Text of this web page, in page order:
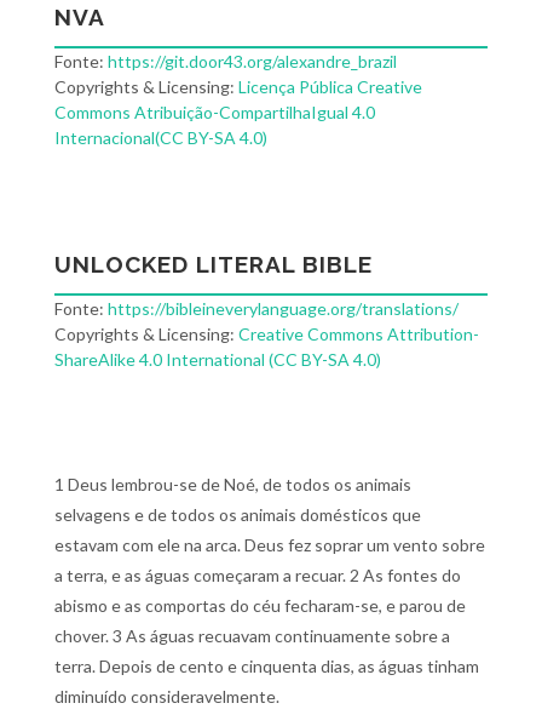
NVA
Fonte: https://git.door43.org/alexandre_brazil
Copyrights & Licensing: Licença Pública Creative
Commons Atribuição-CompartilhaIgual 4.0
Internacional(CC BY-SA 4.0)
UNLOCKED LITERAL BIBLE
Fonte: https://bibleineverylanguage.org/translations/
Copyrights & Licensing: Creative Commons Attribution-
ShareAlike 4.0 International (CC BY-SA 4.0)
1 Deus lembrou-se de Noé, de todos os animais
selvagens e de todos os animais domésticos que
estavam com ele na arca. Deus fez soprar um vento sobre
a terra, e as águas começaram a recuar. 2 As fontes do
abismo e as comportas do céu fecharam-se, e parou de
chover. 3 As águas recuavam continuamente sobre a
terra. Depois de cento e cinquenta dias, as águas tinham
diminuído consideravelmente.